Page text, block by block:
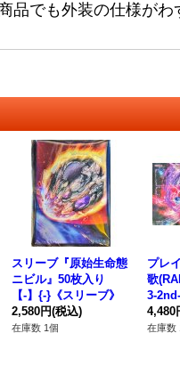
品でも外装の仕様がわ
スリーブ『原始生命態
ニビル』50枚入り
【-】{-}《スリーブ》
2,580円(税込)
在庫数 1個
プレ
歌
3-
レイ
4,480
在庫数